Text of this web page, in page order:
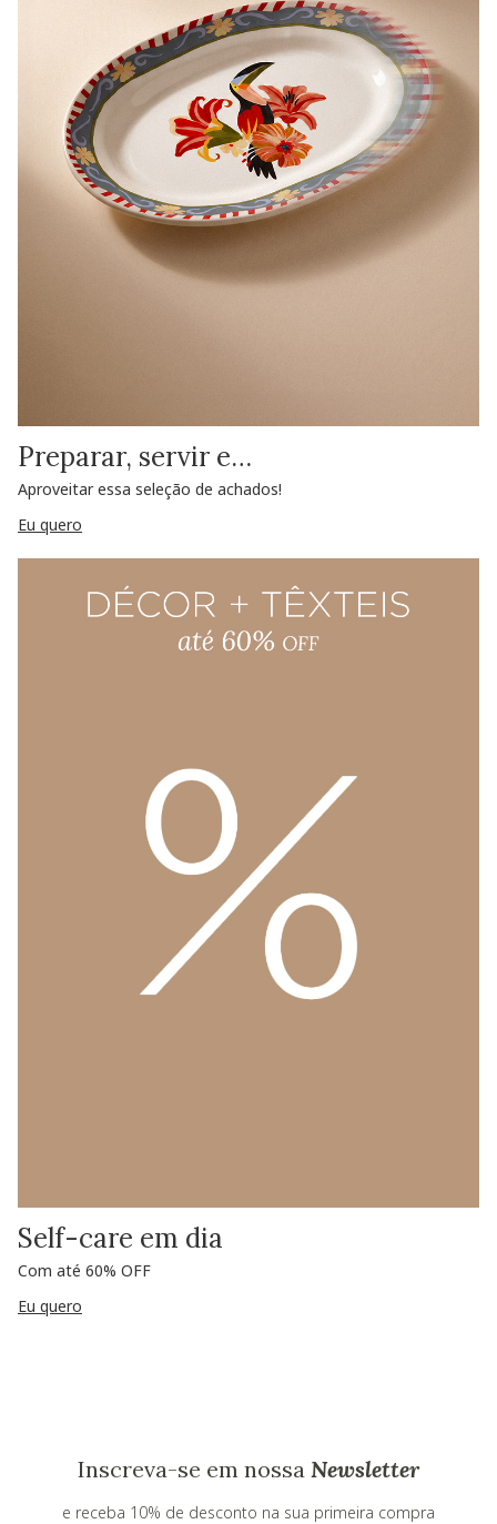
Preparar, servir e…
Aproveitar essa seleção de achados!
Eu quero
Self-care em dia
Com até 60% OFF
Eu quero
Inscreva-se em nossa Newsletter
e receba 10% de desconto na sua primeira compra